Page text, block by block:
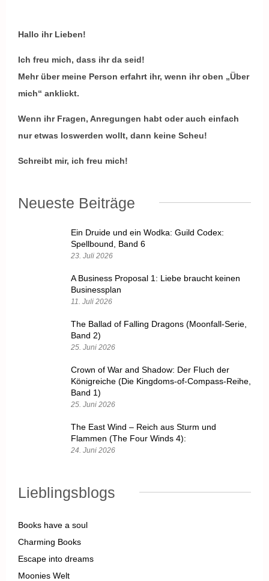
Hallo ihr Lieben!
Ich freu mich, dass ihr da seid!
Mehr über meine Person erfahrt ihr, wenn ihr oben „Über
mich“ anklickt.
Wenn ihr Fragen, Anregungen habt oder auch einfach
nur etwas loswerden wollt, dann keine Scheu!
Schreibt mir, ich freu mich!
Neueste Beiträge
Ein Druide und ein Wodka: Guild Codex:
Spellbound, Band 6
23. Juli 2026
A Business Proposal 1: Liebe braucht keinen
Businessplan
11. Juli 2026
The Ballad of Falling Dragons (Moonfall-Serie,
Band 2)
25. Juni 2026
Crown of War and Shadow: Der Fluch der
Königreiche (Die Kingdoms-of-Compass-Reihe,
Band 1)
25. Juni 2026
The East Wind – Reich aus Sturm und
Flammen (The Four Winds 4):
24. Juni 2026
Lieblingsblogs
Books have a soul
Charming Books
Escape into dreams
Moonies Welt